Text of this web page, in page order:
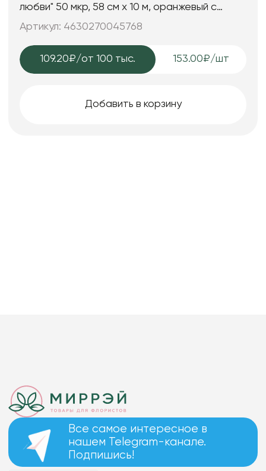
любви" 50 мкр, 58 см х 10 м, оранжевый с
синим
Артикул: 4630270045768
109.20₽/от 100 тыс. 153.00₽/шт
Добавить в корзину
Все самое интересное в
нашем Telegram-канале.
Подпишись!